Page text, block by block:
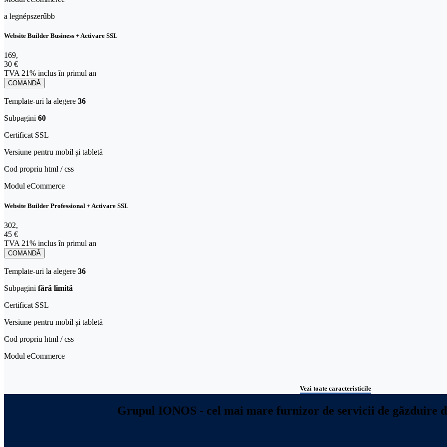
a legnépszerűbb
Website Builder Business + Activare SSL
169,30 € TVA 21% inclus în primul an
169,
30 €
TVA 21% inclus în primul an
COMANDĂ
Template-uri la alegere 36
Subpagini 60
Certificat SSL
Versiune pentru mobil și tabletă​
Cod propriu html / css
Modul eCommerce
Website Builder Professional + Activare SSL
302,45 € TVA 21% inclus în primul an
302,
45 €
TVA 21% inclus în primul an
COMANDĂ
Template-uri la alegere 36
Subpagini fără limită
Certificat SSL
Versiune pentru mobil și tabletă​
Cod propriu html / css
Modul eCommerce
Vezi toate caracteristicile
Grupul IONOS - cel mai mare furnizor de servicii de găzduire